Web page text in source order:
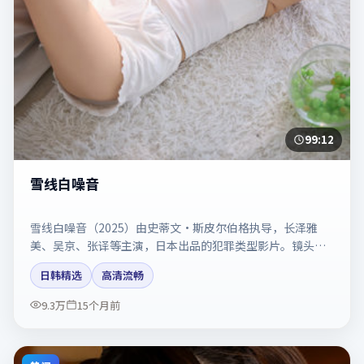
99:12
雪线白噪音
雪线白噪音（2025）由史蒂文·斯皮尔伯格执导，长泽雅
美、吴京、张译等主演，日本出品的犯罪类型影片。镜头克
制却充满张力，人物弧光完整。剧情简介与主创信息可供检
索参考，上映日期以片方资料为准。
日韩精选
高清流畅
9.3万
15个月前